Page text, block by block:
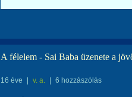
A félelem - Sai Baba üzenete a
16 éve v. a. 6 hozzászólás